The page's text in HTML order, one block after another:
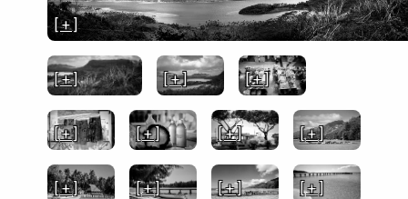
[ + ]
[ + ] [ + ] [ + ]
[ + ] [ + ] [ + ] [ + ]
[ + ] [ + ] [ + ] [ + ]